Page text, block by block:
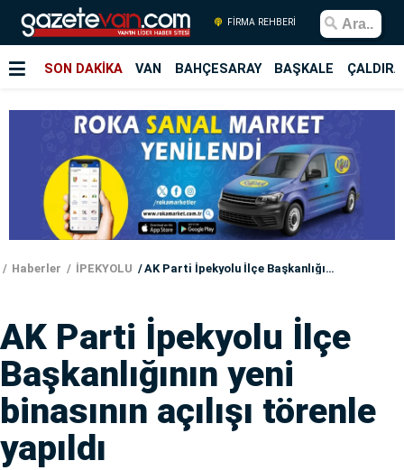
FİRMA REHBERİ
SON DAKİKA VAN BAHÇESARAY BAŞKALE
Haberler İPEKYOLU AK Parti İpekyolu İlçe Başkanlığının yeni binasının açılışı törenle yapıldı
AK Parti İpekyolu İlçe
Başkanlığının yeni
binasının açılışı törenle
yapıldı